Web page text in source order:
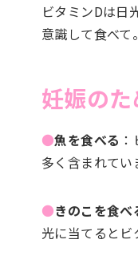
ビタミンDは日
意識して食べて。
妊娠の
●魚を食べる
多く含まれてい
●きのこを食べ
光に当てるとビ